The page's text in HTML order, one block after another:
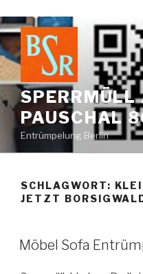
Zum
Inhalt
springen
SPERRMÜLL
PAUSCHAL
Entrümpelung Berlin
SCHLAGWORT:
JETZT
VERÖFFENTLICHT
AM
Möbel Sofa